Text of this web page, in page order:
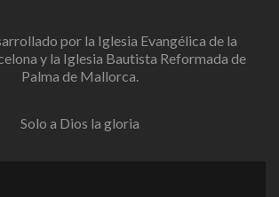
por la Iglesia Evangélica de la
y la Iglesia Bautista Reformada de
Palma de Mallorca.
Solo a Dios la gloria